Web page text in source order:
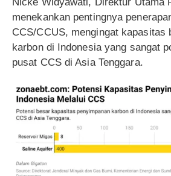
menekankan pentingnya
CCS/CCUS, mengingat kapasitas
karbon di Indonesia yang sangat
pusat CCS di Asia Tenggara.